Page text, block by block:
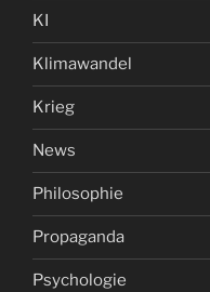
KI
Klimawandel
Krieg
News
Philosophie
Propaganda
Psychologie